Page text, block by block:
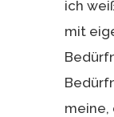
ich
mit
meine,